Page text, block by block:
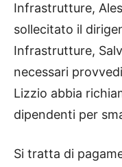
Infrastrutture,
sollecitato il
Infrastrutture,
necessari
Lizzio abbia
dipendenti per
Si tratta di